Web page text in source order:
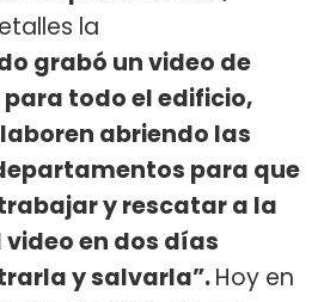
la
grabó un video de
todo el edificio,
abriendo las
para que
y rescatar a la
en dos días
y salvarla”.Hoy en